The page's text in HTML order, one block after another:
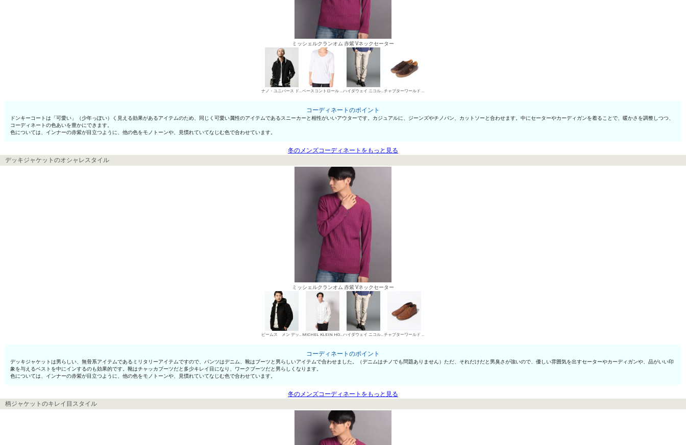
ミッシェルクランオム 赤紫 Vネックセーター
ナノ・ユニバース ドンキーコート ベースコントロール UネックTシャツ ハイダウェイ ニコル デニムパンツ・ジーンズ チャプターワールド ローカットスニーカー
コーディネートのポイント
ドンキーコートは「可愛い」（少年っぽい）く見える効果があるアイテムのため、同じく可愛い属性のアイテムであるスニーカーと相性がいいアウターです。カジュアルに、ジーンズやチノパン、カットソーと合わせます。中にセーターやカーディガンを着ることで、暖かさを調整しつつ、
コーディネートの色あいを豊かにできます。
色については、インナーの赤紫が目立つように、他の色をモノトーンや、見慣れていてなじむ色で合わせています。
冬のメンズコーディネートをもっと見る
デッキジャケットのオシャレスタイル
ミッシェルクランオム 赤紫 Vネックセーター
ビームス メン デッキジャケット MICHEL KLEIN HOMME シャツ ハイダウェイ ニコル デニムパンツ・ジーンズ チャプターワールド チャッカブーツ
コーディネートのポイント
デッキジャケットは男らしい、無骨系アイテムであるミリタリーアイテムですので、パンツはデニム、靴はブーツと男らしいアイテムで合わせました。（デニムはチノでも問題ありません）ただ、それだけだと男臭さが強いので、優しい雰囲気を出すセーターやカーディガンや、品がいい印
象を与えるベストを中にインするのも効果的です。靴はチャッカブーツだと多少キレイ目になり、ワークブーツだと男らしくなります。
色については、インナーの赤紫が目立つように、他の色をモノトーンや、見慣れていてなじむ色で合わせています。
冬のメンズコーディネートをもっと見る
柄ジャケットのキレイ目スタイル